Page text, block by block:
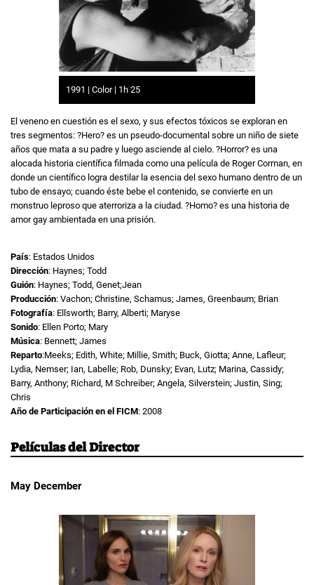
1991 | Color | 1h 25
El veneno en cuestión es el sexo, y sus efectos tóxicos se exploran en
tres segmentos: ?Hero? es un pseudo-documental sobre un niño de siete
años que mata a su padre y luego asciende al cielo. ?Horror? es una
alocada historia científica filmada como una película de Roger Corman, en
donde un científico logra destilar la esencia del sexo humano dentro de un
tubo de ensayo; cuando éste bebe el contenido, se convierte en un
monstruo leproso que aterroriza a la ciudad. ?Homo? es una historia de
amor gay ambientada en una prisión.
País: Estados Unidos
Dirección: Haynes; Todd
Guión: Haynes; Todd, Genet;Jean
Producción: Vachon; Christine, Schamus; James, Greenbaum; Brian
Fotografía: Ellsworth; Barry, Alberti; Maryse
Sonido: Ellen Porto; Mary
Música: Bennett; James
Reparto:Meeks; Edith, White; Millie, Smith; Buck, Giotta; Anne, Lafleur;
Lydia, Nemser; Ian, Labelle; Rob, Dunsky; Evan, Lutz; Marina, Cassidy;
Barry, Anthony; Richard, M Schreiber; Angela, Silverstein; Justin, Sing;
Chris
Año de Participación en el FICM: 2008
Películas del Director
May December